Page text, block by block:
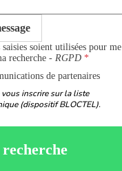
soient utilisées pour me
recherche -RGPD
de partenaires
inscrire sur la liste
(dispositif BLOCTEL).